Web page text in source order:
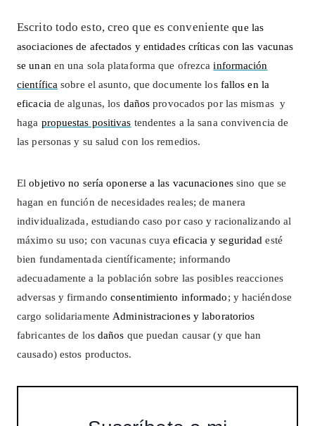
Escrito todo esto, creo que es convenienteque las
asociaciones de afectados y entidades críticas con las vacunas
se unan en una sola plataforma que ofrezcainformación
científica sobre el asunto, que documentelos fallos en la
eficacia de algunas,los daños provocados por las mismas y
haga propuestas positivas tendentes a la sana convivencia de
las personas y su salud con los remedios.
Elobjetivo no sería oponerse a las vacunacionessino que se
hagan en función de necesidades reales; de manera
individualizada, estudiando caso por caso y racionalizando al
máximo su uso; con vacunas cuyaeficacia y seguridad esté
bien fundamentada científicamente; informando
adecuadamente a la población sobre las posibles reacciones
adversas y firmandoconsentimiento informado; y haciéndose
cargo solidariamente Administraciones y laboratorios
fabricantes de los daños que puedan causar (y que han
causado) estos productos.